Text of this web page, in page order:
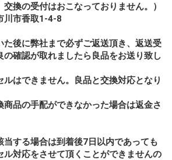
交換の受付はおこなっておりません。）
川市香取1-4-8
た後に弊社まで必ずご返送頂き、返送受
の確認が取れましたら良品をお送り致し
ルはできません。良品と交換対応となり
品の手配ができなかった場合は返金さ
当する場合は到着後7日以内であっても
ル対応をさせて頂くことができませんの